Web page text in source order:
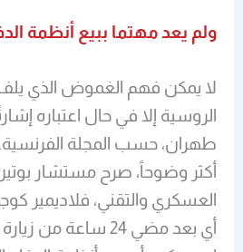
ولم يعد مهتما ببيع أنظمة
لا يمكن فهم الغموض الذي يلف
الروسية إلا في حال اعتباره
طهران، حسب المجلة الفرنسية.
أكثر وضوحاً، صرح مستشار
العسكري والتقني، فلاديمير
أي بعد مضي 24 ساعة من